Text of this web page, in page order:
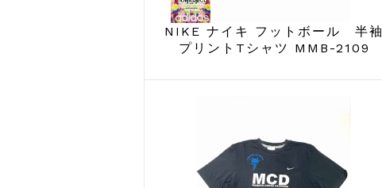
NIKE ナイキ フットボール 半袖
プリントTシャツ MMB-2109